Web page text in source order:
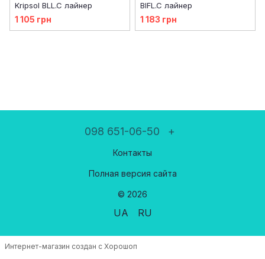
Kripsol BLL.C лайнер
1 105 грн
BIFL.C лайнер
1 183 грн
098 651-06-50 +
Контакты
Полная версия сайта
© 2026
UA RU
Интернет-магазин создан с Хорошоп